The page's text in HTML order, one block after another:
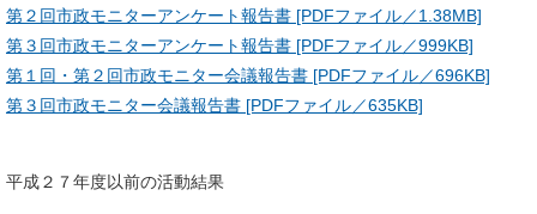
第２回市政モニターアンケート報告書 [PDFファイル／1.38MB]
第３回市政モニターアンケート報告書 [PDFファイル／999KB]
第１回・第２回市政モニター会議報告書 [PDFファイル／696KB]
第３回市政モニター会議報告書 [PDFファイル／635KB]
平成２７年度以前の活動結果